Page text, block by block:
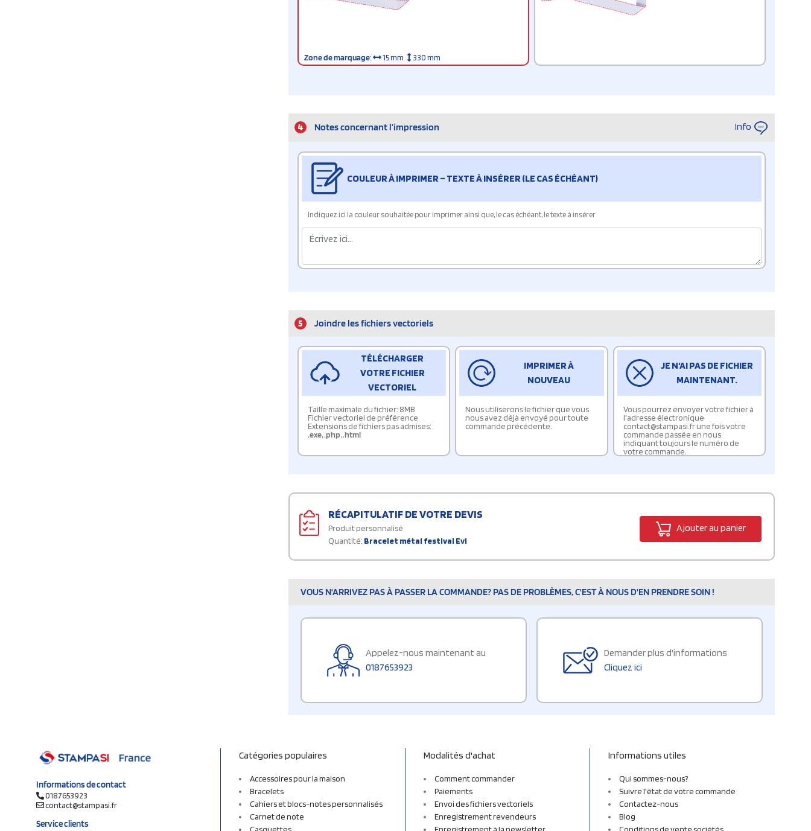
Zone de marquage: 15 mm 330 mm
4 Notes concernant l’impression Info
COULEUR À IMPRIMER – TEXTE À INSÉRER (LE CAS ÉCHÉANT)
Indiquez ici la couleur souhaitée pour imprimer ainsi que, le cas échéant, le texte à insérer
5 Joindre les fichiers vectoriels
TÉLÉCHARGER
VOTRE FICHIER
VECTORIEL
Taille maximale du fichier: 8MB
Fichier vectoriel de préférence
Extensions de fichiers pas admises:
.exe,.php,.html
IMPRIMER À
NOUVEAU
Nous utiliserons le fichier que vous
nous avez déjà envoyé pour toute
commande précédente.
JE N'AI PAS DE FICHIER
MAINTENANT.
Vous pourrez envoyer votre fichier à
l'adresse électronique
contact@stampasi.fr une fois votre
commande passée en nous
indiquant toujours le numéro de
votre commande.
RÉCAPITULATIF DE VOTRE DEVIS
Produit personnalisé
Quantité: Bracelet métal festival Evi
Ajouter au panier
VOUS N'ARRIVEZ PAS À PASSER LA COMMANDE? PAS DE PROBLÈMES, C'EST À NOUS D'EN PRENDRE SOIN !
Appelez-nous maintenant au
0187653923
Demander plus d'informations
Cliquez ici
Informations de contact
0187653923
contact@stampasi.fr
Service clients
Catégories populaires
Accessoires pour la maison
Bracelets
Cahiers et blocs-notes personnalisés
Carnet de note
Casquettes
Modalités d'achat
Comment commander
Paiements
Envoi des fichiers vectoriels
Enregistrement revendeurs
Enregistrement à la newsletter
Informations utiles
Qui sommes-nous?
Suivre l'état de votre commande
Contactez-nous
Blog
Conditions de vente sociétés